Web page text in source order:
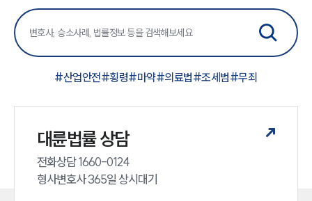
대륜법률상담예약
#산업안전#횡령#마약#의료법#조세범#무죄
대륜법률 상담
전화상담 1660-0124
형사변호사 365일 상시대기